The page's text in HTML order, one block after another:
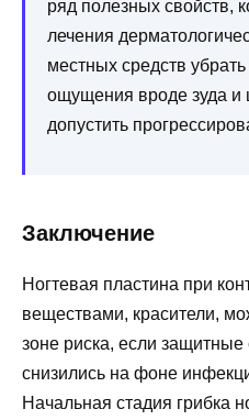
ряд полезных свойств,
лечения
местных средств
ощущения вроде зуда и
допустить
Заключение
Ногтевая пластина при
веществами, красители,
зоне риска, если
снизились на фоне
Начальная стадия грибка